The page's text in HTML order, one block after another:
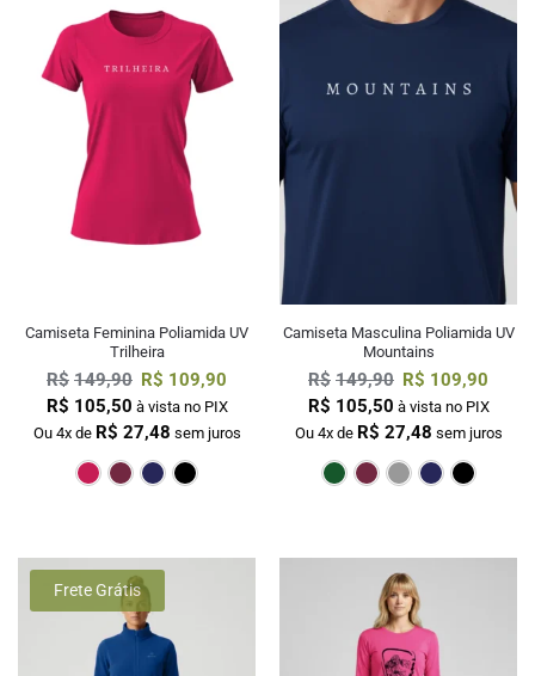
Camiseta Feminina Poliamida UV
Trilheira
R$ 149,90 R$ 109,90
R$ 105,50 à vista no PIX
Ou 4x de R$ 27,48 sem juros
Pink Preto
Camiseta Masculina Poliamida UV
Mountains
R$ 149,90 R$ 109,90
R$ 105,50 à vista no PIX
Ou 4x de R$ 27,48 sem juros
Verde Escuro
Bordô
Frete Grátis